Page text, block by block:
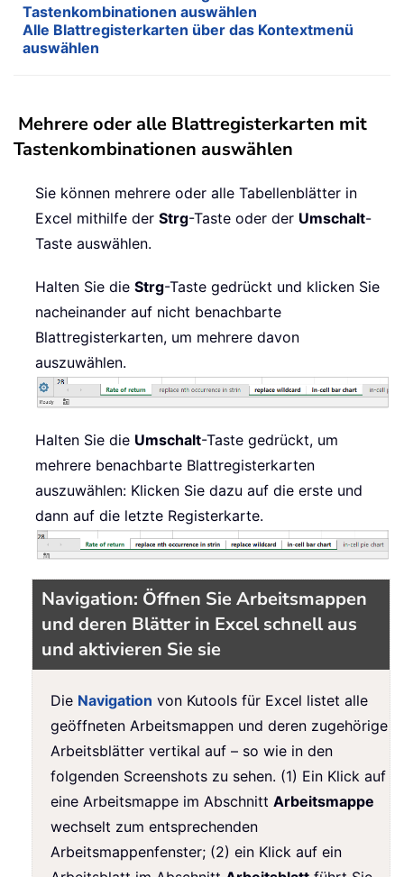
Tastenkombinationen auswählen
Alle Blattregisterkarten über das Kontextmenü
auswählen
Mehrere oder alle Blattregisterkarten mit
Tastenkombinationen auswählen
Sie können mehrere oder alle Tabellenblätter in
Excel mithilfe der Strg-Taste oder der Umschalt-
Taste auswählen.
Halten Sie die Strg-Taste gedrückt und klicken Sie
nacheinander auf nicht benachbarte
Blattregisterkarten, um mehrere davon
auszuwählen.
Halten Sie die Umschalt-Taste gedrückt, um
mehrere benachbarte Blattregisterkarten
auszuwählen: Klicken Sie dazu auf die erste und
dann auf die letzte Registerkarte.
Navigation: Öffnen Sie Arbeitsmappen
und deren Blätter in Excel schnell aus
und aktivieren Sie sie
Die Navigation von Kutools für Excel listet alle
geöffneten Arbeitsmappen und deren zugehörige
Arbeitsblätter vertikal auf – so wie in den
folgenden Screenshots zu sehen. (1) Ein Klick auf
eine Arbeitsmappe im Abschnitt Arbeitsmappe
wechselt zum entsprechenden
Arbeitsmappenfenster; (2) ein Klick auf ein